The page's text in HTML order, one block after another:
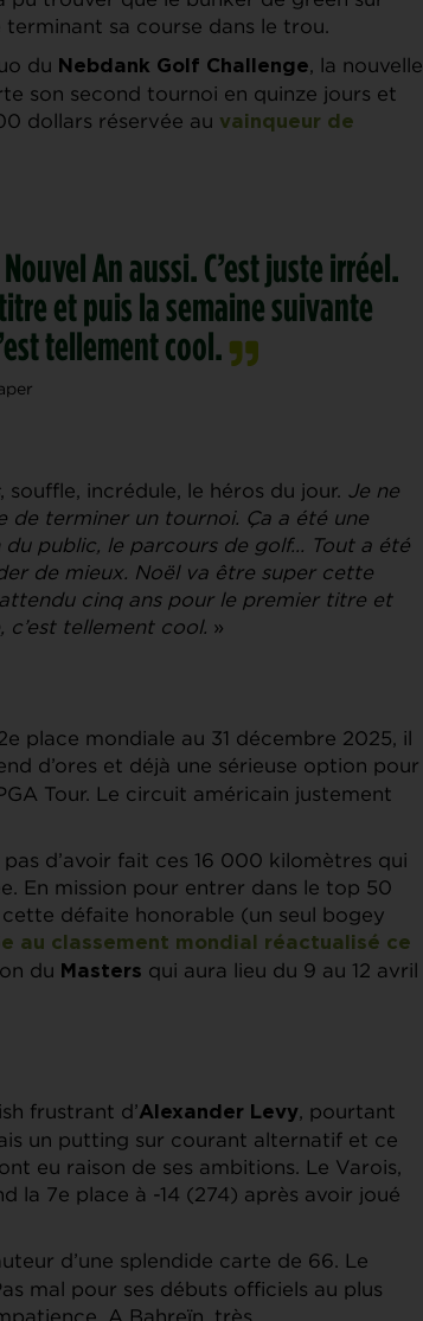
terminant sa course dans le trou.
du Nebdank Golf Challenge, la nouvelle
son second tournoi en quinze jours et
dollars réservée au vainqueur de
An aussi. C’est juste irréel.
et puis la semaine suivante
tellement cool.
, souffle, incrédule, le héros du jour. Je ne
de terminer un tournoi. Ça a été une
public, le parcours de golf… Tout a été
de mieux. Noël va être super cette
attendu cinq ans pour le premier titre et
c’est tellement cool. »
place mondiale au 31 décembre 2025, il
d’ores et déjà une sérieuse option pour
Tour. Le circuit américain justement
d’avoir fait ces 16 000 kilomètres qui
En mission pour entrer dans le top 50
défaite honorable (un seul bogey
au classement mondial réactualisé ce
du Masters qui aura lieu du 9 au 12 avril
frustrant d’Alexander Levy, pourtant
un putting sur courant alternatif et ce
eu raison de ses ambitions. Le Varois,
la 7e place à -14 (274) après avoir joué
d’une splendide carte de 66. Le
mal pour ses débuts officiels au plus
A Bahreïn, très